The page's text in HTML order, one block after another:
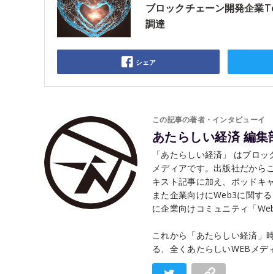
ブロックチェーン開発企業
調達
シェア
この記事の著者・インタビューイ
あたらしい経済 編集
「あたらしい経済」 はブロ
メディアです。出版社だから
キスト記事に加え、ポッドキ
また企業向けにWeb3に関す
に企業向けコミュニティ「
これから「あたらしい経済」
る、全くあたらしいWEBメデ